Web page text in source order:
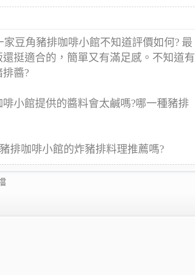
豆角豬排咖啡小館不知道評價如何? 最
挺適合的，簡單又有滿足感。不知道有
醬?
小館提供的醬料會太鹹嗎?哪一種豬排
排咖啡小館的炸豬排料理推薦嗎?